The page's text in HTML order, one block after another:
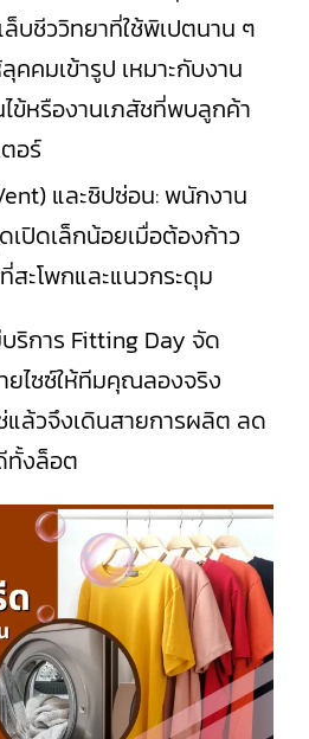
ล็บชีววิทยาที่ใช้พิเปตนาน ๆ
คคมเข้ารูป เหมาะกับงาน
ข้หรืองานเภสัชที่พบลูกค้า
อร์
และซิปซ่อน: พนักงาน
ปิดเล็กน้อยเมื่อต้องก้าว
ะโพกและแนวกระดุม
ริการ Fitting Day จัด
ยไซซ์ให้ทีมคุณลองจริง
แล้วจึงเดินสายการผลิต ลด
ทั้งล็อต